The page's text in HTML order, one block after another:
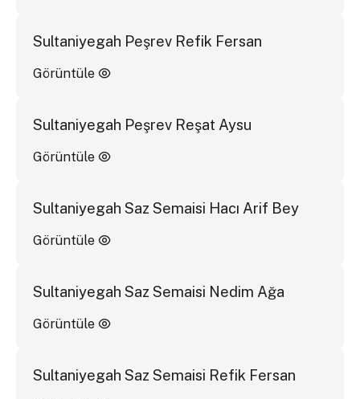
Sultaniyegah Peşrev Refik Fersan
Görüntüle
Sultaniyegah Peşrev Reşat Aysu
Görüntüle
Sultaniyegah Saz Semaisi Hacı Arif Bey
Görüntüle
Sultaniyegah Saz Semaisi Nedim Ağa
Görüntüle
Sultaniyegah Saz Semaisi Refik Fersan